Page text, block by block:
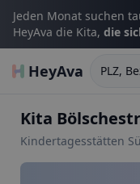
Jeden Monat suchen
HeyAva die Kita, die
HeyAva PLZ,
Kindertagesstätten